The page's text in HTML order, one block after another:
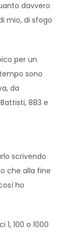
davvero
mio, di sfogo
per un
sono
da
883 e
scrivendo
che alla fine
ho
100 o 1000